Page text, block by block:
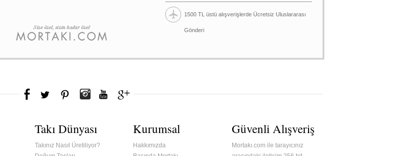
1500 TL üstü alışverişlerde Ücretsiz Uluslararası
Gönderi
Takı Dünyası
Takınız Nasıl Üretiliyor?
Kurumsal
Hakkımızda
Güvenli Alışveriş
Mortakı.com ile tarayıcınız